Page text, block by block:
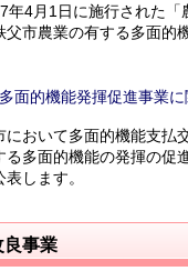
4月1日に施行された「
父市農業の有する多面的
多面的機能発揮促進事業
おいて多面的機能支払
る多面的機能の発揮の促
します。
良事業